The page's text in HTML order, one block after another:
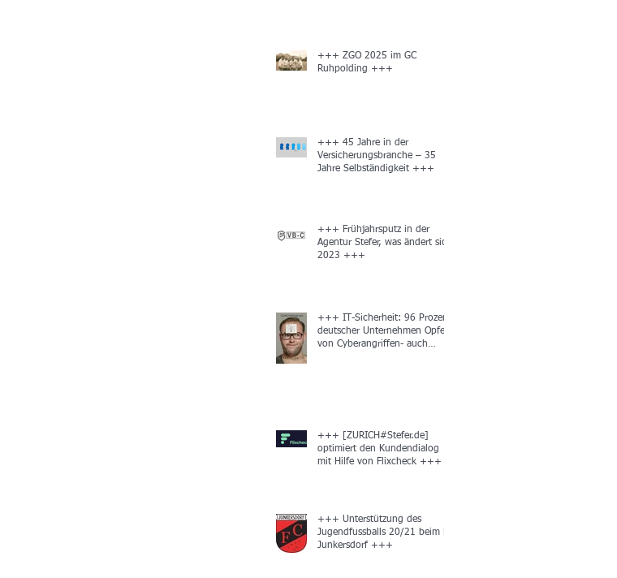
+++ ZGO 2025 im GC
Ruhpolding +++
+++ 45 Jahre in der
Versicherungsbranche – 35
Jahre Selbständigkeit +++
+++ Frühjahrsputz in der
Agentur Stefer, was ändert sich
2023 +++
+++ IT-Sicherheit: 96 Prozent
deutscher Unternehmen Opfer
von Cyberangriffen- auch
+++ [ZURICH#Stefer.de]
optimiert den Kundendialog
mit Hilfe von Flixcheck +++
+++ Unterstützung des
Jugendfussballs 20/21 beim FC
Junkersdorf +++